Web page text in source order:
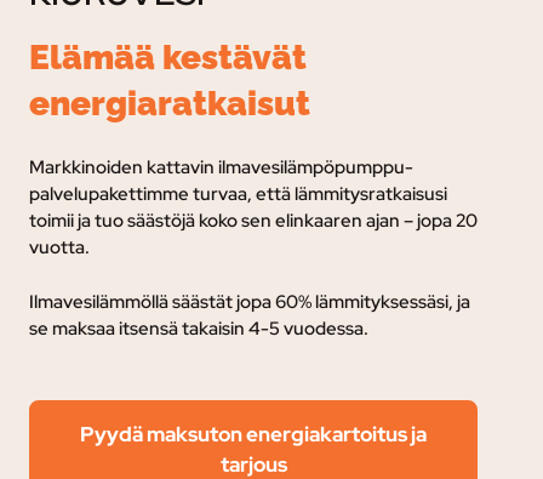
Elämää kestävät
energiaratkaisut
Markkinoiden kattavin ilmavesilämpöpumppu-
palvelupakettimme turvaa, että lämmitysratkaisusi
toimii ja tuo säästöjä koko sen elinkaaren ajan – jopa 20
vuotta.
Ilmavesilämmöllä säästät jopa 60% lämmityksessäsi, ja
se maksaa itsensä takaisin 4-5 vuodessa.
Pyydä maksuton energiakartoitus ja
tarjous